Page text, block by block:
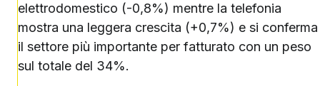
elettrodomestico (-0,8%) mentre la telefonia
mostra una leggera crescita (+0,7%) e si conferma
il settore più importante per fatturato con un peso
sul totale del 34%.